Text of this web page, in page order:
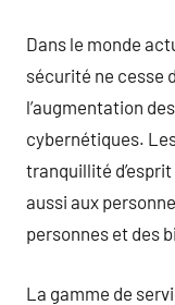
Dans le monde
sécurité ne cesse
l’augmentation
cybernétiques.
tranquillité
aussi aux
personnes et des
La gamme de